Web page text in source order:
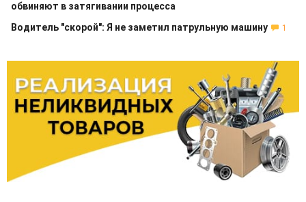
обвиняют в затягивании процесса
Водитель "скорой": Я не заметил патрульную машину
1